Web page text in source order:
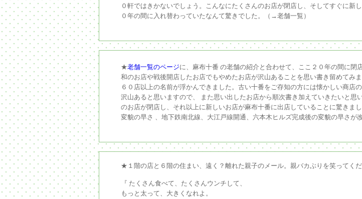
０軒ではきかないでしょう。こんなにたくさんのお店が閉店し、そしてすぐに新
０年の間に入れ替わっていたなんて驚きでした。（→老舗一覧 ）
★老舗一覧のページに、麻布十番 の老舗の紹介と合わせて、ここ２０年の間に
和のお店や戦後開店したお店でもやめたお店が沢山あることを思い書き留めてみ
６０店以上の名前が浮かんできました。古い十番をご存知の方には懐かしい商店
沢山あると思いますので、 また思い出したお店から順次書き加えていきたいと
のお店が閉店し、それ以上に新しいお店が麻布十番に出店していることに驚きま
変貌の早さ 、地下鉄南北線、大江戸線開通、六本木ヒルズ完成後の変貌の早さが
★１階の店と６階の住まい、遠く？離れた親子のメール。親バカぶりを笑ってくだ
『 たくさん食べて、たくさんウンチして、
もっと太って、大きくなれよ。